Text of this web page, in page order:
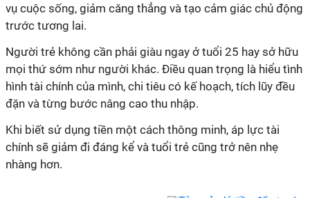
vụ cuộc sống, giảm căng thẳng và tạo cảm giác chủ động
trước tương lai.
Người trẻ không cần phải giàu ngay ở tuổi 25 hay sở hữu
mọi thứ sớm như người khác. Điều quan trọng là hiểu tình
hình tài chính của mình, chi tiêu có kế hoạch, tích lũy đều
đặn và từng bước nâng cao thu nhập.
Khi biết sử dụng tiền một cách thông minh, áp lực tài
chính sẽ giảm đi đáng kể và tuổi trẻ cũng trở nên nhẹ
nhàng hơn.